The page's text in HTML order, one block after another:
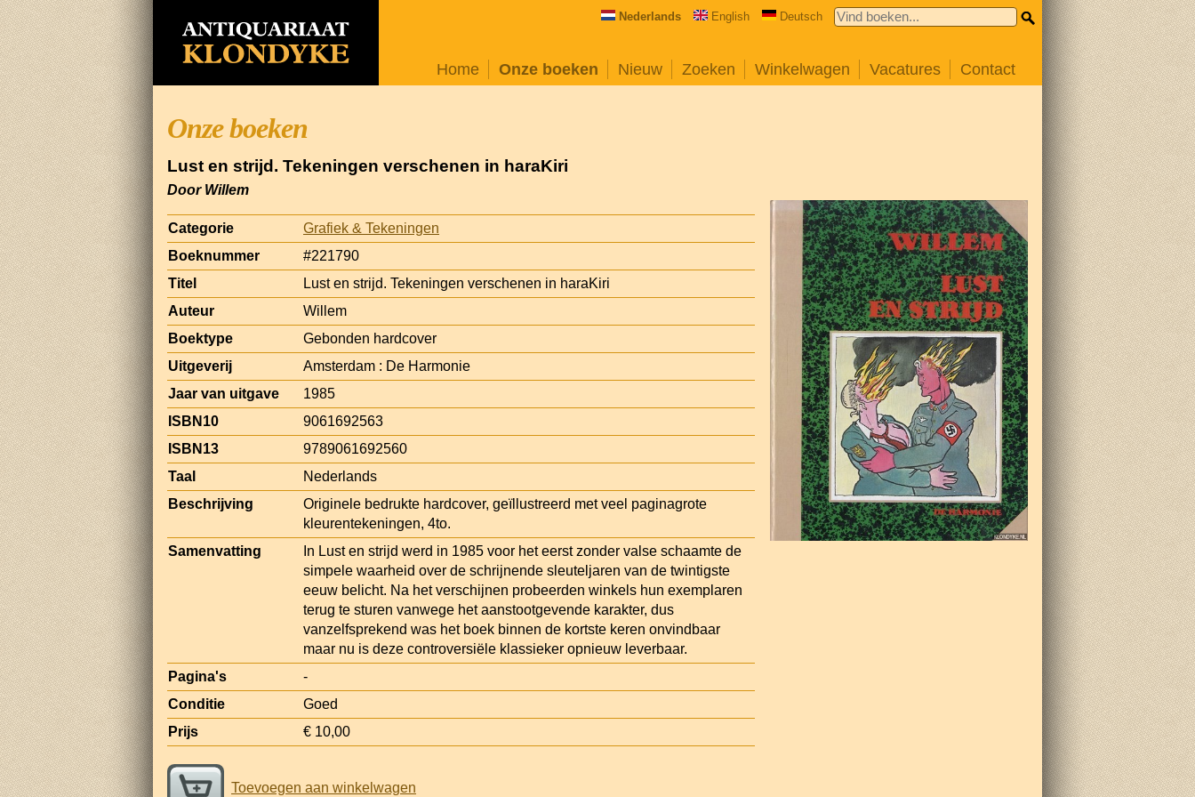
Nederlands English Deutsch
Home Onze boeken Nieuw Zoeken Winkelwagen Vacatures Contact
Onze boeken
Lust en strijd. Tekeningen verschenen in haraKiri
Door Willem
Categorie
Grafiek & Tekeningen
Boeknummer
#221790
Titel
Lust en strijd. Tekeningen verschenen in haraKiri
Auteur
Willem
Boektype
Gebonden hardcover
Uitgeverij
Amsterdam : De Harmonie
Jaar van uitgave
1985
ISBN10
9061692563
ISBN13
9789061692560
Taal
Nederlands
Beschrijving
Originele bedrukte hardcover, geïllustreerd met veel paginagrote
kleurentekeningen, 4to.
Samenvatting
In Lust en strijd werd in 1985 voor het eerst zonder valse schaamte de
simpele waarheid over de schrijnende sleuteljaren van de twintigste
eeuw belicht. Na het verschijnen probeerden winkels hun exemplaren
terug te sturen vanwege het aanstootgevende karakter, dus
vanzelfsprekend was het boek binnen de kortste keren onvindbaar
maar nu is deze controversiële klassieker opnieuw leverbaar.
Pagina's
-
Conditie
Goed
Prijs
€ 10,00
Toevoegen aan winkelwagen